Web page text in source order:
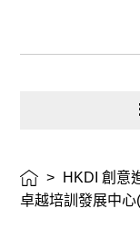
> HKDI 創意
卓越培訓發展中心